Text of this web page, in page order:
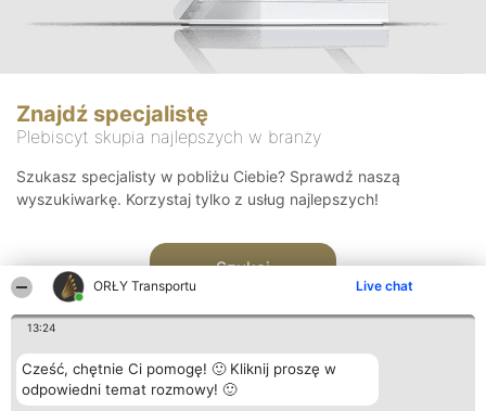
ORŁY Transportu Live chat
13:24
Cześć, chętnie Ci pomogę! 🙂 Kliknij proszę w
odpowiedni temat rozmowy! 🙂
Znajdź specjalistę
Plebiscyt skupia najlepszych w branży
Szukasz specjalisty w pobliżu Ciebie? Sprawdź naszą
wyszukiwarkę. Korzystaj tylko z usług najlepszych!
Szukaj